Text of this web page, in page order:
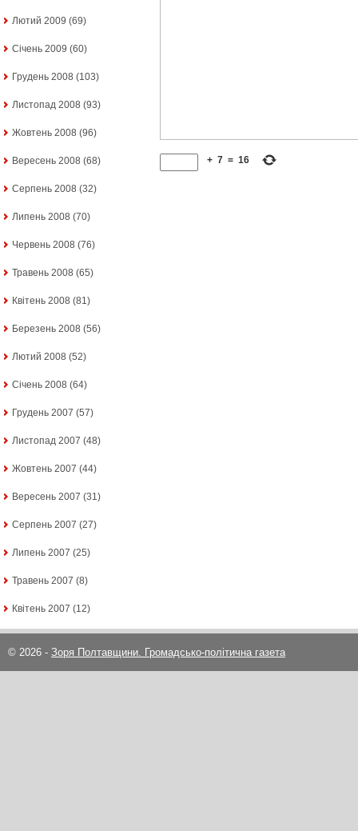
Лютий 2009 (69)
Січень 2009 (60)
Грудень 2008 (103)
Листопад 2008 (93)
Жовтень 2008 (96)
Вересень 2008 (68)
Серпень 2008 (32)
Липень 2008 (70)
Червень 2008 (76)
Травень 2008 (65)
Квітень 2008 (81)
Березень 2008 (56)
Лютий 2008 (52)
Січень 2008 (64)
Грудень 2007 (57)
Листопад 2007 (48)
Жовтень 2007 (44)
Вересень 2007 (31)
Серпень 2007 (27)
Липень 2007 (25)
Травень 2007 (8)
Квітень 2007 (12)
+ 7 = 16
© 2026 - Зоря Полтавщини. Громадсько-політична газета